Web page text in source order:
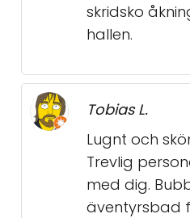
skridsko
hallen.
Tobias L.
Lugnt och
Trevlig
med dig.
äventyrsbad